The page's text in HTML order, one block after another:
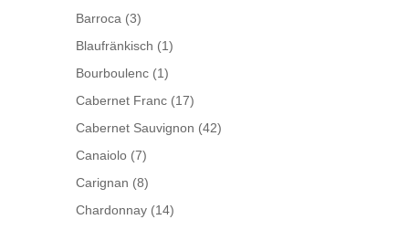
Barroca (3)
Blaufränkisch (1)
Bourboulenc (1)
Cabernet Franc (17)
Cabernet Sauvignon (42)
Canaiolo (7)
Carignan (8)
Chardonnay (14)